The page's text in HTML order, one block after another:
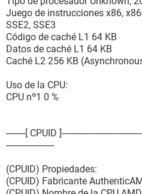
Tamaño máximo de los
Slots de memoria 2
[ Procesadores / AMD
Fabricante AMD
Versión AMD Sempron(tm)
Velocidad de reloj actual 2000
Tipo Central Processor
Estado Activado
Identificación del socket Socket
Juego de instrucciones x86,
SSE2, SSE3
Código de caché L1 64 KB
Datos de caché L1 64 KB
Caché L2 256 KB
Uso de la CPU:
CPU nº1 0 %
--------[ CPUID
--------------------
(CPUID) Propiedades:
(CPUID) Fabricante